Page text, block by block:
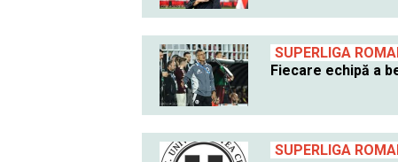
SUPERLIGA
Fiecare echipă a
SUPERLIGA